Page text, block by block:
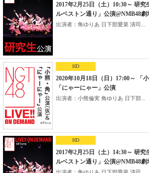
2017年2月25日（土）10:30～ 研
ルベストン通り」公演@NMB48劇
出演者：角ゆりあ 日下部愛菜 清司...
HD
2020年10月18日（日）17:00～ 「
「にゃーにゃー」公演
出演者：小熊倫実 角ゆりあ 日下部...
HD
2017年2月25日（土）14:30～ 研
ルベストン通り」公演@NMB48劇